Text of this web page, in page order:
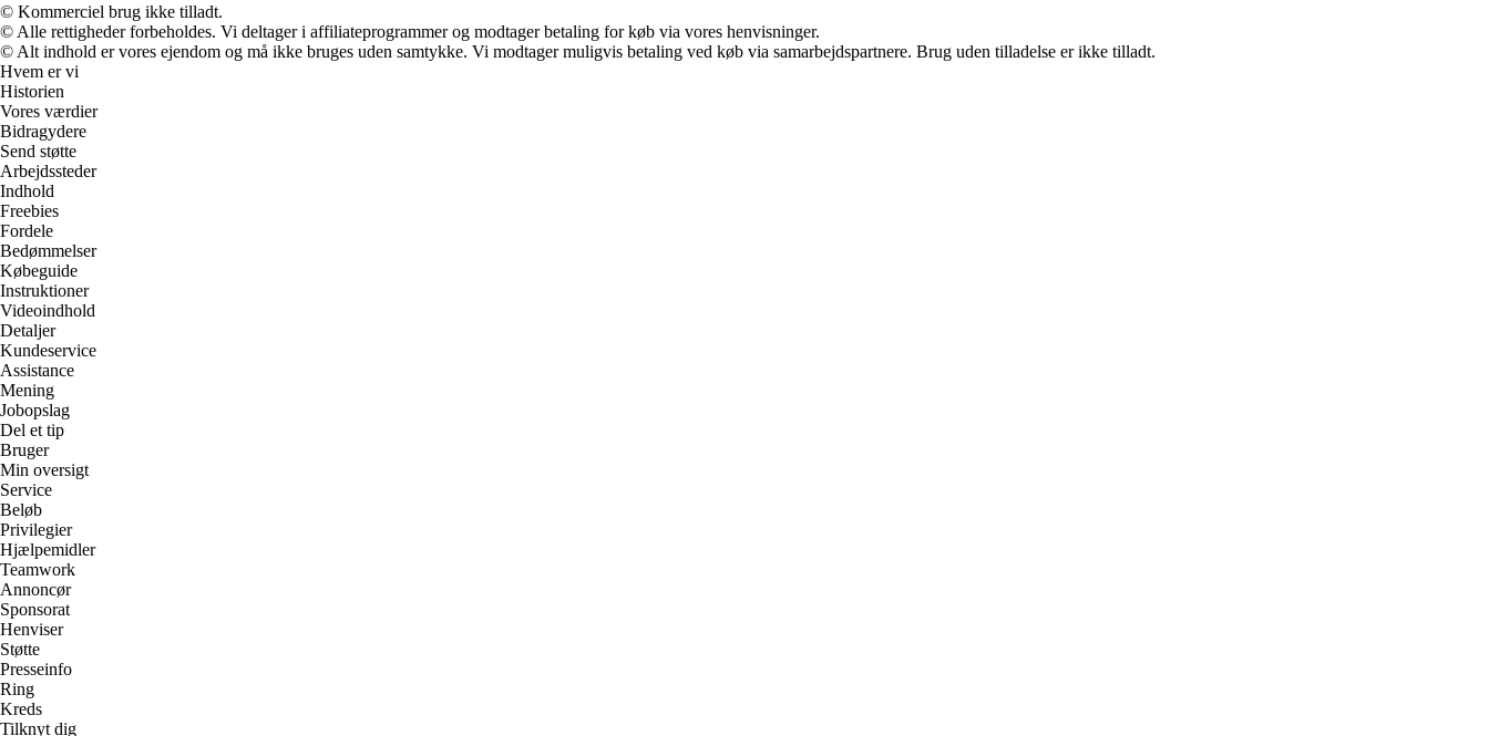
© Kommerciel brug ikke tilladt.
© Alle rettigheder forbeholdes. Vi deltager i affiliateprogrammer og modtager betaling for køb via vores henvisninger.
© Alt indhold er vores ejendom og må ikke bruges uden samtykke. Vi modtager muligvis betaling ved køb via samarbejdspartnere. Brug uden tilladelse er ikke tilladt.
Hvem er vi
Historien
Vores værdier
Bidragydere
Send støtte
Arbejdssteder
Indhold
Freebies
Fordele
Bedømmelser
Købeguide
Instruktioner
Videoindhold
Detaljer
Kundeservice
Assistance
Mening
Jobopslag
Del et tip
Bruger
Min oversigt
Service
Beløb
Privilegier
Hjælpemidler
Teamwork
Annoncør
Sponsorat
Henviser
Støtte
Presseinfo
Ring
Kreds
Tilknyt dig